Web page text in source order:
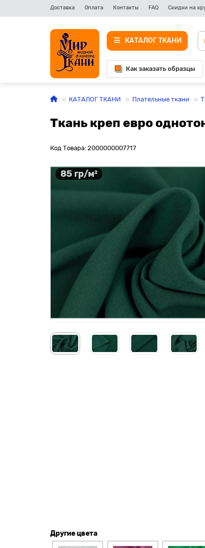
Доставка Оплата Контакты FAQ Скидки на
КАТАЛОГ ТКАНИ
Как заказать образцы
КАТАЛОГ ТКАНИ Плательные ткани
Ткань креп евро
Код Товара: 2000000007717
85 гр/м²
Другие цвета